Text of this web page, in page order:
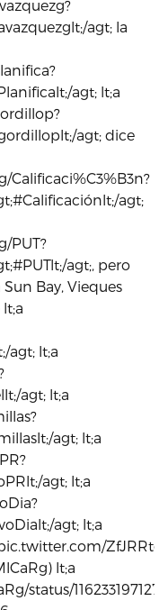
agt; la
agt; lt;a
agt; dice
Calificaci%C3%B3n?
agt;
PUT?
agt;, pero
Bay, Vieques
agt; lt;a
agt; lt;a
agt; lt;a
agt; lt;a
agt; lt;a
lt;a
status/